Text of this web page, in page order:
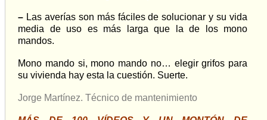
– Las averías son más fáciles de solucionar y su vida
media de uso es más larga que la de los mono
mandos.
Mono mando si, mono mando no… elegir grifos para
su vivienda hay esta la cuestión. Suerte.
Jorge Martínez. Técnico de mantenimiento